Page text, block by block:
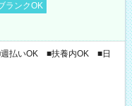
ランクOK
払いOK ■扶養内OK ■日